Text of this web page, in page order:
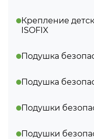
Крепление
ISOFIX
Подушка
Подушка
Подушки
Подушки